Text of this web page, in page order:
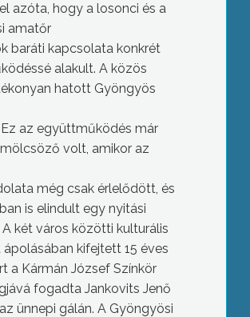
azóta, hogy a losonci és a
amatőr
baráti kapcsolata konkrét
alakult. A közös
hatott Gyöngyös
Ez az együttműködés már
volt, amikor az
még csak érlelődött, és
is elindult egy nyitási
két város közötti kulturális
kifejtett 15 éves
a Kármán József Színkör
fogadta Jankovits Jenő
ünnepi gálán. A Gyöngyösi